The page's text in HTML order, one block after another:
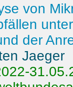
von
der
Jaeger